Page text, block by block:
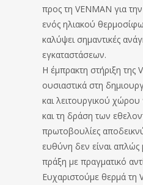
προς τη VENMAN για
ενός ηλιακού
καλύψει σημαντικές
εγκαταστάσεων.
Η έμπρακτη στήριξη της
ουσιαστικά στη
και λειτουργικού χώρου
και τη δράση των
πρωτοβουλίες
ευθύνη δεν είναι απλώς
πράξη με πραγματικό
Ευχαριστούμε θερμά τη